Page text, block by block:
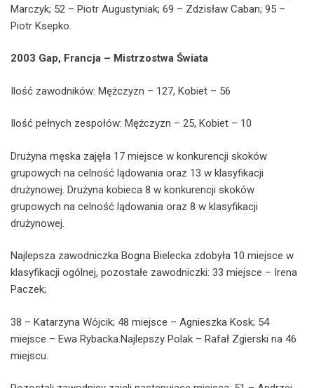
Marczyk; 52 – Piotr Augustyniak; 69 – Zdzisław Caban; 95 –
Piotr Ksepko.
2003 Gap, Francja – Mistrzostwa Świata
Ilość zawodników: Mężczyzn – 127, Kobiet – 56
Ilość pełnych zespołów: Mężczyzn – 25, Kobiet – 10
Drużyna męska zajęła 17 miejsce w konkurencji skoków
grupowych na celność lądowania oraz 13 w klasyfikacji
drużynowej. Drużyna kobieca 8 w konkurencji skoków
grupowych na celność lądowania oraz 8 w klasyfikacji
drużynowej.
Najlepsza zawodniczka Bogna Bielecka zdobyła 10 miejsce w
klasyfikacji ogólnej, pozostałe zawodniczki: 33 miejsce – Irena
Paczek;
38 – Katarzyna Wójcik; 48 miejsce – Agnieszka Kosk; 54
miejsce – Ewa Rybacka.Najlepszy Polak – Rafał Zgierski na 46
miejscu.